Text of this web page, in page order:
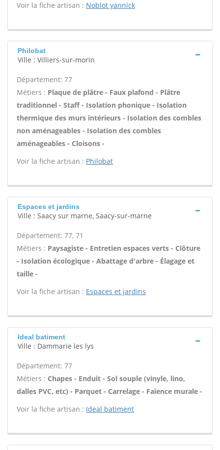
Voir la fiche artisan : Noblot yannick
Philobat
Ville : Villiers-sur-morin
Département: 77
Métiers : Plaque de plâtre - Faux plafond - Plâtre
traditionnel - Staff - Isolation phonique - Isolation
thermique des murs intérieurs - Isolation des combles
non aménageables - Isolation des combles
aménageables - Cloisons -
Voir la fiche artisan : Philobat
Espaces et jardins
Ville : Saacy sur marne, Saacy-sur-marne
Département: 77, 71
Métiers : Paysagiste - Entretien espaces verts - Clôture
- Isolation écologique - Abattage d'arbre - Élagage et
taille -
Voir la fiche artisan : Espaces et jardins
Ideal batiment
Ville : Dammarie les lys
Département: 77
Métiers : Chapes - Enduit - Sol souple (vinyle, lino,
dalles PVC, etc) - Parquet - Carrelage - Faïence murale -
Voir la fiche artisan : Ideal batiment